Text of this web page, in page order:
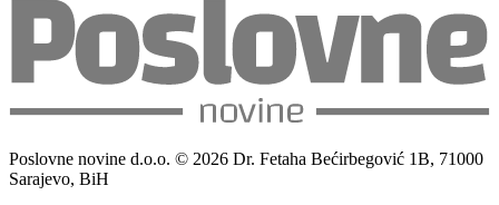
Poslovne novine d.o.o. © 2026 Dr. Fetaha Bećirbegović 1B, 71000
Sarajevo, BiH